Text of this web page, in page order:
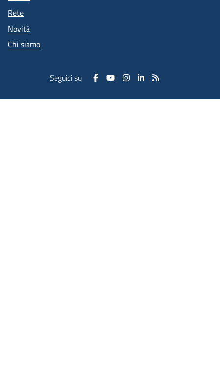
Rete
Novità
Chi siamo
Seguici su